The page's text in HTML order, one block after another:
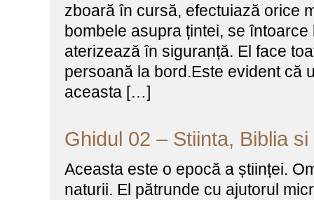
zboară în cursă, efectuiază orice
bombele asupra țintei, se
aterizează în siguranță. El face
persoană la bord.Este evident că
aceasta […]
Ghidul 02 – Stiinta, Biblia
Aceasta este o epocă a științei.
naturii. El pătrunde cu ajutorul